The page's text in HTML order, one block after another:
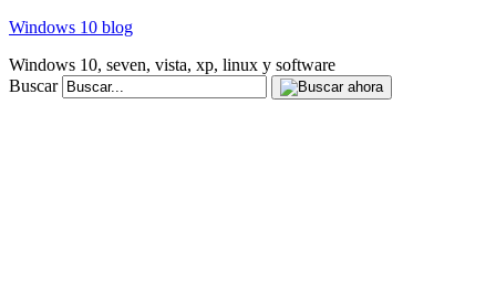
Windows 10 blog
Windows 10, seven, vista, xp, linux y software
Buscar